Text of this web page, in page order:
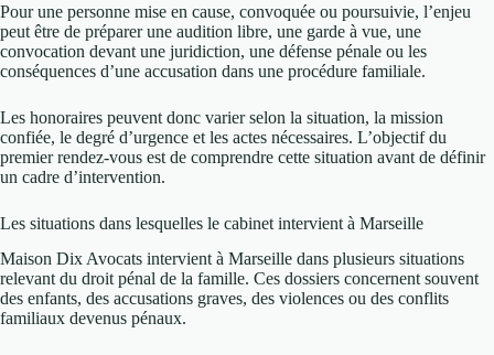
Pour une personne mise en cause, convoquée ou poursuivie, l’enjeu
peut être de préparer une audition libre, une garde à vue, une
convocation devant une juridiction, une défense pénale ou les
conséquences d’une accusation dans une procédure familiale.
Les honoraires peuvent donc varier selon la situation, la mission
confiée, le degré d’urgence et les actes nécessaires. L’objectif du
premier rendez-vous est de comprendre cette situation avant de définir
un cadre d’intervention.
Les situations dans lesquelles le cabinet intervient à Marseille
Maison Dix Avocats intervient à Marseille dans plusieurs situations
relevant du droit pénal de la famille. Ces dossiers concernent souvent
des enfants, des accusations graves, des violences ou des conflits
familiaux devenus pénaux.